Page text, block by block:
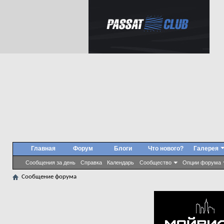
Главная Форум
Сообщения за день Справка Календарь Сообщество Опции форума
Блоги Что нового? Галерея
Сообщение форума